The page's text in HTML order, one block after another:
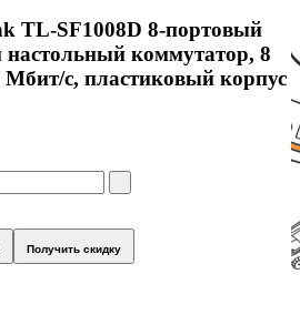
TL-SF1008D 8-портовый
коммутатор, 8
Мбит/с, пластиковый корпус
Получить скидку